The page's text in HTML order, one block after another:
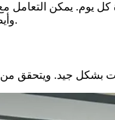
يوم. يمكن التعامل مع
.